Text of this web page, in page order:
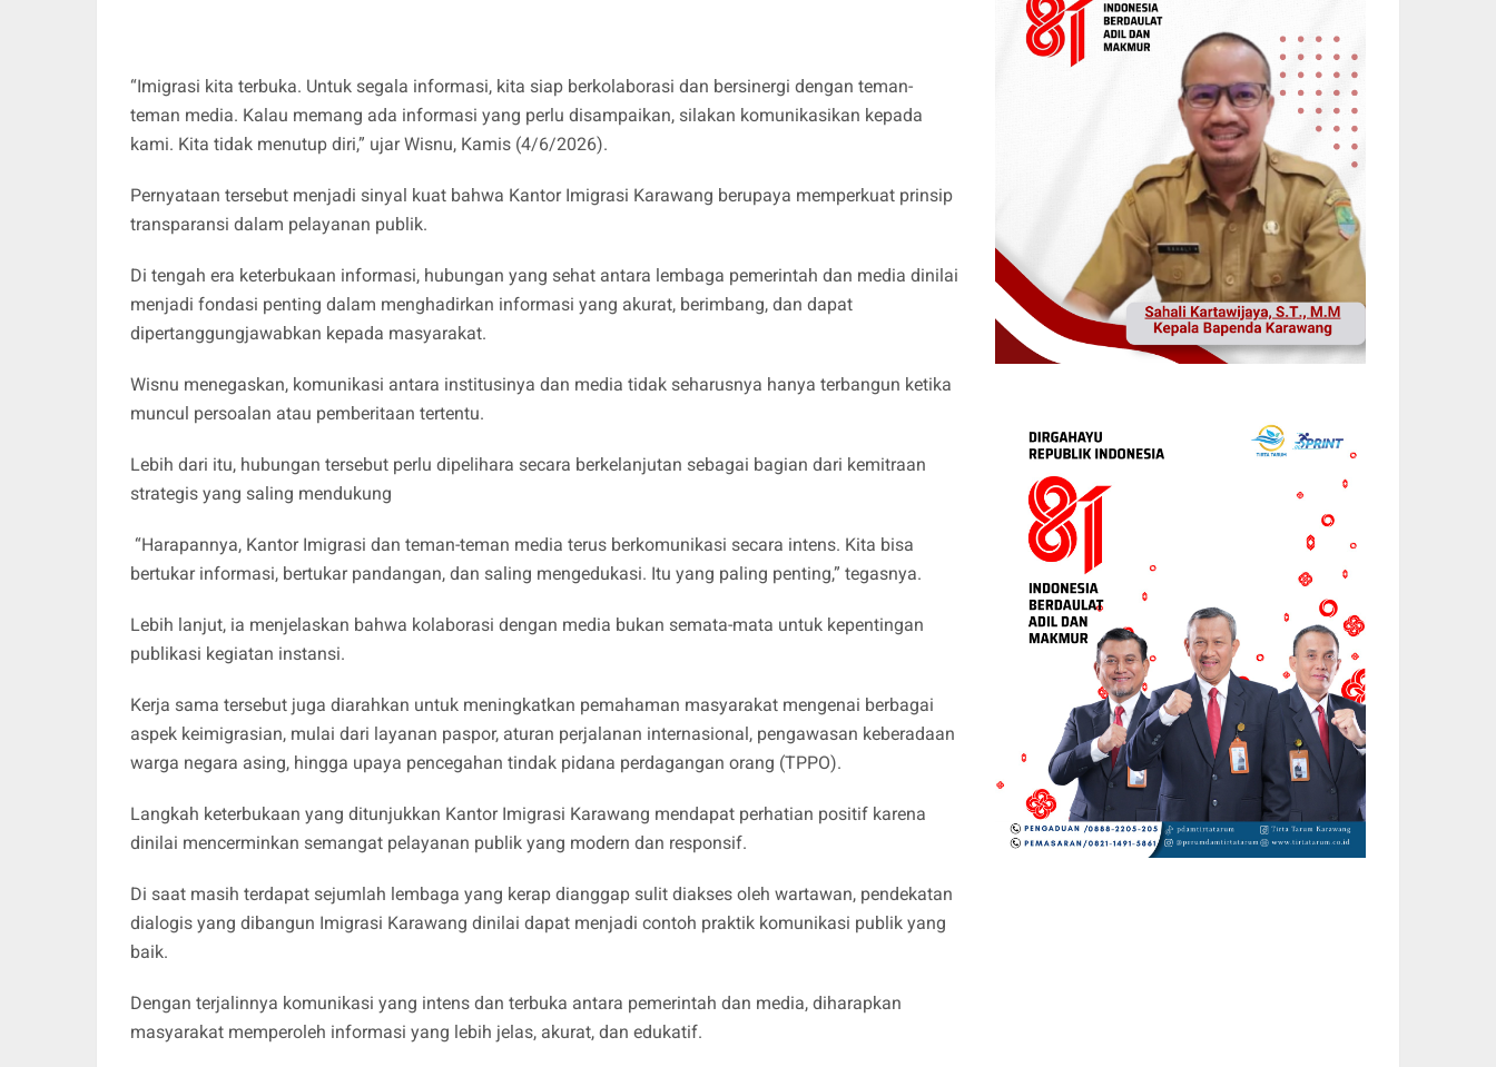
“Imigrasi kita terbuka. Untuk segala informasi, kita siap berkolaborasi dan bersinergi dengan teman-
teman media. Kalau memang ada informasi yang perlu disampaikan, silakan komunikasikan kepada
kami. Kita tidak menutup diri,” ujar Wisnu, Kamis (4/6/2026).
Pernyataan tersebut menjadi sinyal kuat bahwa Kantor Imigrasi Karawang berupaya memperkuat prinsip
transparansi dalam pelayanan publik.
Di tengah era keterbukaan informasi, hubungan yang sehat antara lembaga pemerintah dan media dinilai
menjadi fondasi penting dalam menghadirkan informasi yang akurat, berimbang, dan dapat
dipertanggungjawabkan kepada masyarakat.
Wisnu menegaskan, komunikasi antara institusinya dan media tidak seharusnya hanya terbangun ketika
muncul persoalan atau pemberitaan tertentu.
Lebih dari itu, hubungan tersebut perlu dipelihara secara berkelanjutan sebagai bagian dari kemitraan
strategis yang saling mendukung
“Harapannya, Kantor Imigrasi dan teman-teman media terus berkomunikasi secara intens. Kita bisa
bertukar informasi, bertukar pandangan, dan saling mengedukasi. Itu yang paling penting,” tegasnya.
Lebih lanjut, ia menjelaskan bahwa kolaborasi dengan media bukan semata-mata untuk kepentingan
publikasi kegiatan instansi.
Kerja sama tersebut juga diarahkan untuk meningkatkan pemahaman masyarakat mengenai berbagai
aspek keimigrasian, mulai dari layanan paspor, aturan perjalanan internasional, pengawasan keberadaan
warga negara asing, hingga upaya pencegahan tindak pidana perdagangan orang (TPPO).
Langkah keterbukaan yang ditunjukkan Kantor Imigrasi Karawang mendapat perhatian positif karena
dinilai mencerminkan semangat pelayanan publik yang modern dan responsif.
Di saat masih terdapat sejumlah lembaga yang kerap dianggap sulit diakses oleh wartawan, pendekatan
dialogis yang dibangun Imigrasi Karawang dinilai dapat menjadi contoh praktik komunikasi publik yang
baik.
Dengan terjalinnya komunikasi yang intens dan terbuka antara pemerintah dan media, diharapkan
masyarakat memperoleh informasi yang lebih jelas, akurat, dan edukatif.